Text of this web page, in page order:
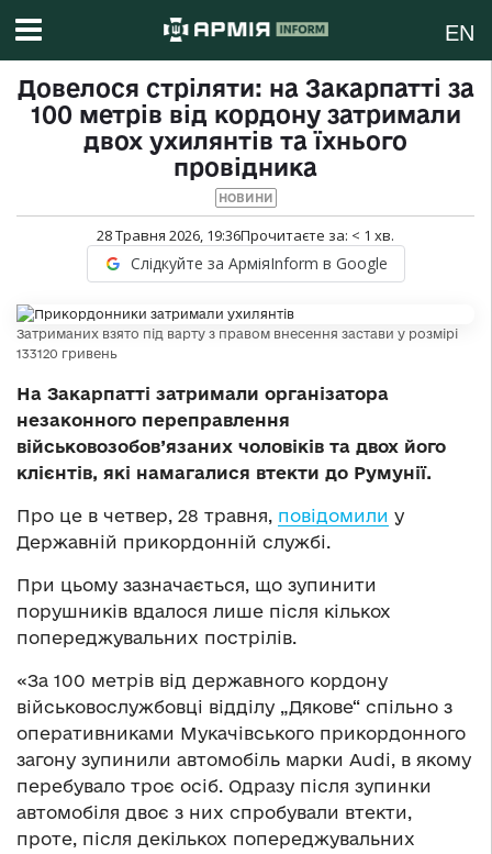
EN
Довелося стріляти: на Закарпатті за
100 метрів від кордону затримали
двох ухилянтів та їхнього
провідника
НОВИНИ
28 Травня 2026, 19:36Прочитаєте за: < 1 хв.
Слідкуйте за АрміяInform в Google
Затриманих взято під варту з правом внесення застави у розмірі
133120 гривень
На Закарпатті затримали організатора
незаконного переправлення
військовозобов’язаних чоловіків та двох його
клієнтів, які намагалися втекти до Румунії.
Про це в четвер, 28 травня, повідомили у
Державній прикордонній службі.
При цьому зазначається, що зупинити
порушників вдалося лише після кількох
попереджувальних пострілів.
«За 100 метрів від державного кордону
військовослужбовці відділу „Дякове“ спільно з
оперативниками Мукачівського прикордонного
загону зупинили автомобіль марки Audi, в якому
перебувало троє осіб. Одразу після зупинки
автомобіля двоє з них спробували втекти,
проте, після декількох попереджувальних